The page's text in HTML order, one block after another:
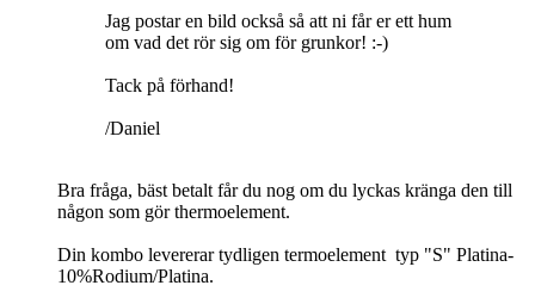
Jag postar en bild också så att ni får er ett hum
om vad det rör sig om för grunkor! :-)
Tack på förhand!
/Daniel
Bra fråga, bäst betalt får du nog om du lyckas kränga den till
någon som gör thermoelement.
Din kombo levererar tydligen termoelement typ "S" Platina-
10%Rodium/Platina.